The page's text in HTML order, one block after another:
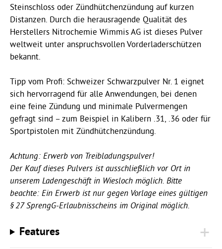
Steinschloss oder Zündhütchenzündung auf kurzen
Distanzen. Durch die herausragende Qualität des
Herstellers Nitrochemie Wimmis AG ist dieses Pulver
weltweit unter anspruchsvollen Vorderladerschützen
bekannt.
Tipp vom Profi: Schweizer Schwarzpulver Nr. 1 eignet
sich hervorragend für alle Anwendungen, bei denen
eine feine Zündung und minimale Pulvermengen
gefragt sind – zum Beispiel in Kalibern .31, .36 oder für
Sportpistolen mit Zündhütchenzündung.
Achtung: Erwerb von Treibladungspulver!
Der Kauf dieses Pulvers ist ausschließlich vor Ort in
unserem Ladengeschäft in Wiesloch möglich. Bitte
beachte: Ein Erwerb ist nur gegen Vorlage eines gültigen
§ 27 SprengG-Erlaubnisscheins im Original möglich.
Features